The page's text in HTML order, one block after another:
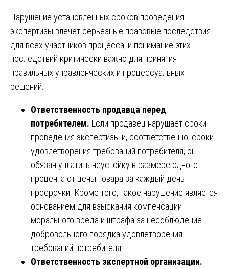
Нарушение установленных сроков проведения
экспертизы влечет серьезные правовые последствия
для всех участников процесса, и понимание этих
последствий критически важно для принятия
правильных управленческих и процессуальных
решений.
Ответственность продавца перед
потребителем. Если продавец нарушает сроки
проведения экспертизы и, соответственно, сроки
удовлетворения требований потребителя, он
обязан уплатить неустойку в размере одного
процента от цены товара за каждый день
просрочки. Кроме того, такое нарушение является
основанием для взыскания компенсации
морального вреда и штрафа за несоблюдение
добровольного порядка удовлетворения
требований потребителя.
Ответственность экспертной организации.